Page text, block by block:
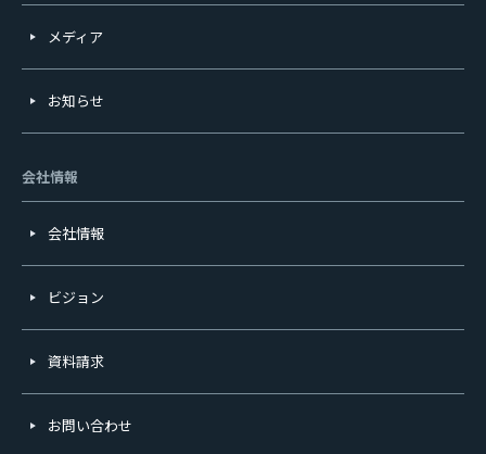
メディア
お知らせ
会社情報
会社情報
ビジョン
資料請求
お問い合わせ